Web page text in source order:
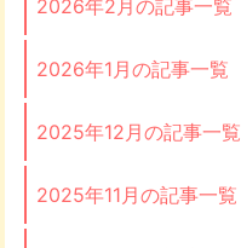
2026年2月の記事一覧
2026年1月の記事一覧
2025年12月の記事一覧
2025年11月の記事一覧